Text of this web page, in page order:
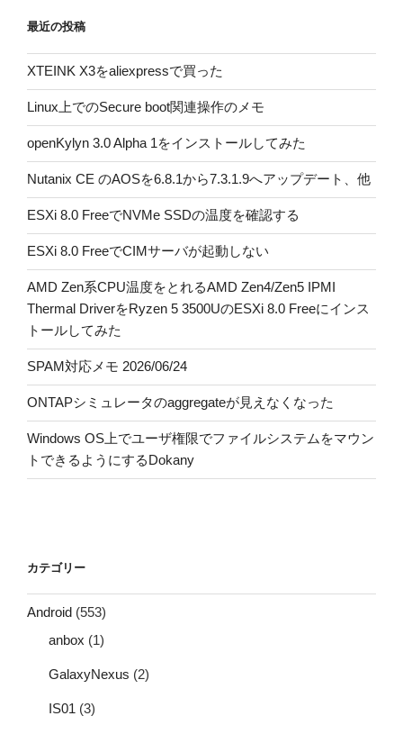
最近の投稿
XTEINK X3をaliexpressで買った
Linux上でのSecure boot関連操作のメモ
openKylyn 3.0 Alpha 1をインストールしてみた
Nutanix CE のAOSを6.8.1から7.3.1.9へアップデート、他
ESXi 8.0 FreeでNVMe SSDの温度を確認する
ESXi 8.0 FreeでCIMサーバが起動しない
AMD Zen系CPU温度をとれるAMD Zen4/Zen5 IPMI
Thermal DriverをRyzen 5 3500UのESXi 8.0 Freeにインス
トールしてみた
SPAM対応メモ 2026/06/24
ONTAPシミュレータのaggregateが見えなくなった
Windows OS上でユーザ権限でファイルシステムをマウン
トできるようにするDokany
カテゴリー
Android (553)
anbox (1)
GalaxyNexus (2)
IS01 (3)